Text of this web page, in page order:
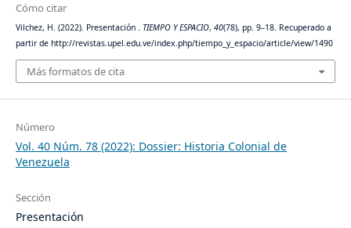
Cómo citar
Vilchez, H. (2022). Presentación . TIEMPO Y ESPACIO, 40(78), pp. 9–18. Recuperado a
partir de http://revistas.upel.edu.ve/index.php/tiempo_y_espacio/article/view/1490
Más formatos de cita
Número
Vol. 40 Núm. 78 (2022): Dossier: Historia Colonial de
Venezuela
Sección
Presentación